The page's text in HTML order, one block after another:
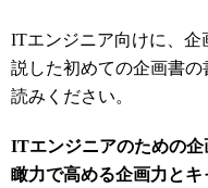
ITエンジニア向けに、
説した初めての企画書
読みください。
ITエンジニアのための企
瞰力で高める企画力とキ